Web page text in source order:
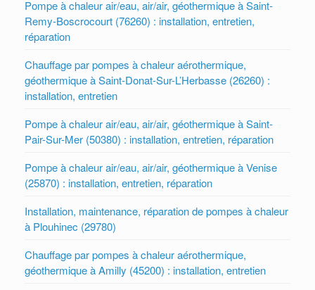
Pompe à chaleur air/eau, air/air, géothermique à Saint-
Remy-Boscrocourt (76260) : installation, entretien,
réparation
Chauffage par pompes à chaleur aérothermique,
géothermique à Saint-Donat-Sur-L’Herbasse (26260) :
installation, entretien
Pompe à chaleur air/eau, air/air, géothermique à Saint-
Pair-Sur-Mer (50380) : installation, entretien, réparation
Pompe à chaleur air/eau, air/air, géothermique à Venise
(25870) : installation, entretien, réparation
Installation, maintenance, réparation de pompes à chaleur
à Plouhinec (29780)
Chauffage par pompes à chaleur aérothermique,
géothermique à Amilly (45200) : installation, entretien